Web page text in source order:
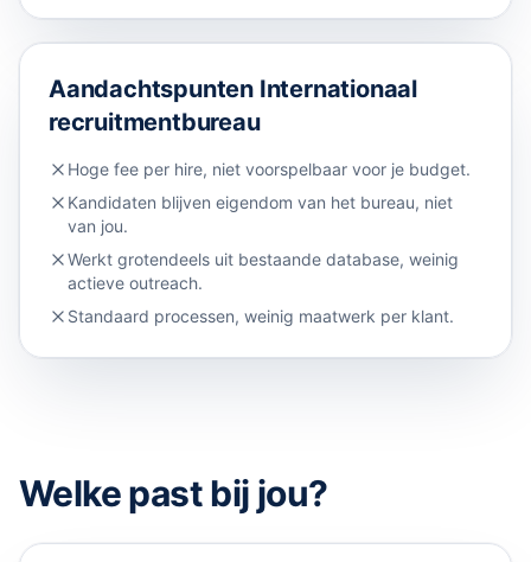
Aandachtspunten Internationaal
recruitmentbureau
Hoge fee per hire, niet voorspelbaar voor je budget.
Kandidaten blijven eigendom van het bureau, niet
van jou.
Werkt grotendeels uit bestaande database, weinig
actieve outreach.
Standaard processen, weinig maatwerk per klant.
Welke past bij jou?